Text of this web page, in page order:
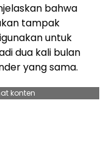
bahwa
tampak
untuk
dua kali bulan
yang sama.
konten